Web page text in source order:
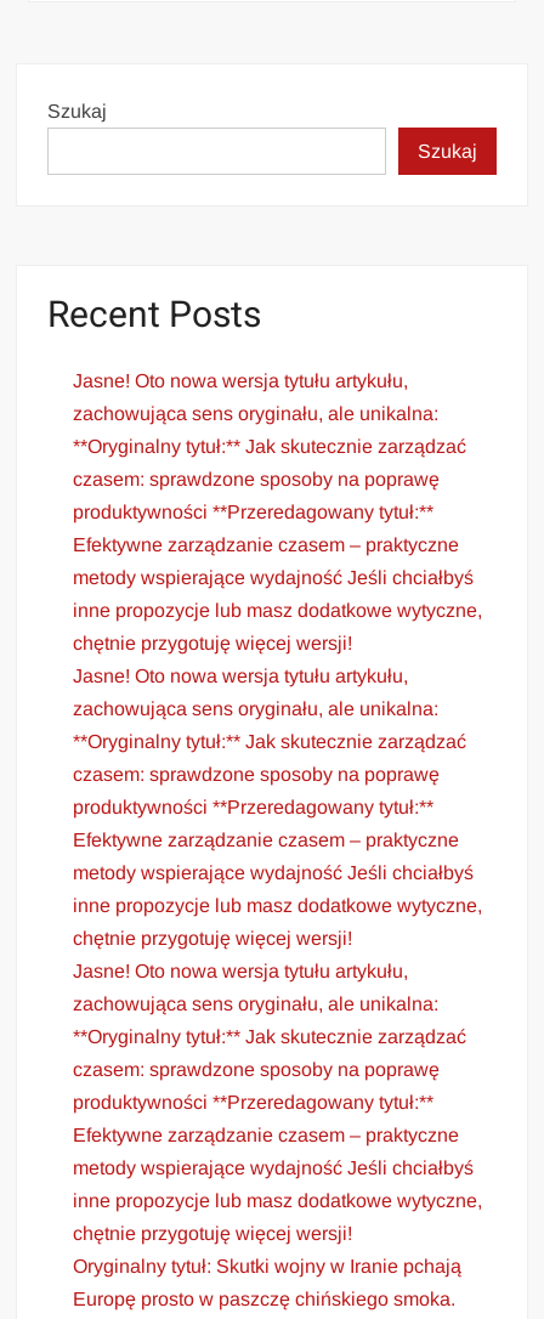
Szukaj
Szukaj
Recent Posts
Jasne! Oto nowa wersja tytułu artykułu,
zachowująca sens oryginału, ale unikalna:
**Oryginalny tytuł:** Jak skutecznie zarządzać
czasem: sprawdzone sposoby na poprawę
produktywności **Przeredagowany tytuł:**
Efektywne zarządzanie czasem – praktyczne
metody wspierające wydajność Jeśli chciałbyś
inne propozycje lub masz dodatkowe wytyczne,
chętnie przygotuję więcej wersji!
Jasne! Oto nowa wersja tytułu artykułu,
zachowująca sens oryginału, ale unikalna:
**Oryginalny tytuł:** Jak skutecznie zarządzać
czasem: sprawdzone sposoby na poprawę
produktywności **Przeredagowany tytuł:**
Efektywne zarządzanie czasem – praktyczne
metody wspierające wydajność Jeśli chciałbyś
inne propozycje lub masz dodatkowe wytyczne,
chętnie przygotuję więcej wersji!
Jasne! Oto nowa wersja tytułu artykułu,
zachowująca sens oryginału, ale unikalna:
**Oryginalny tytuł:** Jak skutecznie zarządzać
czasem: sprawdzone sposoby na poprawę
produktywności **Przeredagowany tytuł:**
Efektywne zarządzanie czasem – praktyczne
metody wspierające wydajność Jeśli chciałbyś
inne propozycje lub masz dodatkowe wytyczne,
chętnie przygotuję więcej wersji!
Oryginalny tytuł: Skutki wojny w Iranie pchają
Europę prosto w paszczę chińskiego smoka.